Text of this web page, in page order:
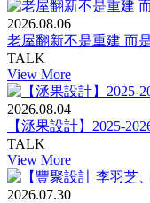
2026.08.06
老屋翻新不是重建 而
TALK
View More
2026.08.04
【洆果設計】2025-
TALK
View More
2026.07.30